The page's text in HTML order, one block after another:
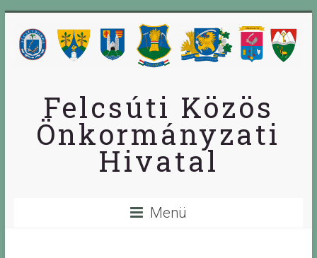
Felcsúti Közös
Önkormányzati
Hivatal
Menü